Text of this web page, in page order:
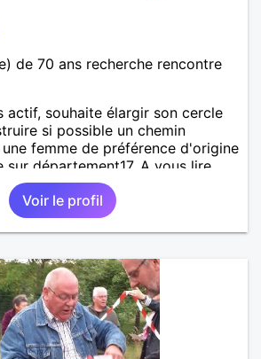
de 70 ans recherche rencontre
actif, souhaite élargir son cercle
si possible un chemin
femme de préférence d'origine
département17. A vous lire.
Voir le profil